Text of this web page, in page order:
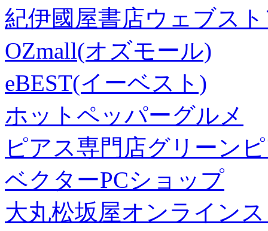
紀伊國屋書店ウェブス
OZmall(オズモール)
eBEST(イーベスト)
ホットペッパーグルメ
ピアス専門店グリーン
ベクターPCショップ
大丸松坂屋オンライン